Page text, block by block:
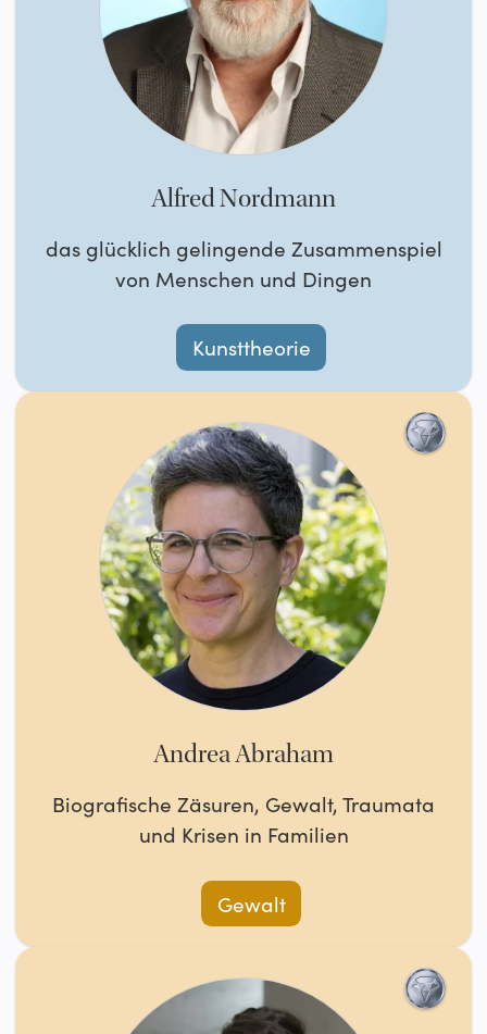
Alfred Nordmann
das glücklich gelingende Zusammenspiel
von Menschen und Dingen
Kunsttheorie
Andrea Abraham
Biografische Zäsuren, Gewalt, Traumata
und Krisen in Familien
Gewalt